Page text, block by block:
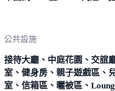
公共設施
接待大廳、中庭花園、交誼
室、健身房、親子遊戲區、
室、信箱區、曬被區、